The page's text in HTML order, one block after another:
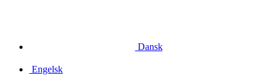
Dansk
Engelsk